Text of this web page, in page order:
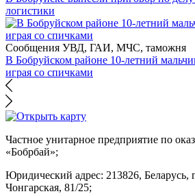
логистики
Сообщения УВД, ГАИ, МЧС, таможня
В Бобруйском районе 10-летний
играя со спичками
Частное унитарное предприятие по
«Бобрбай»;
Юридический адрес: 213826, Беларусь,
Чонгарская, 81/25;